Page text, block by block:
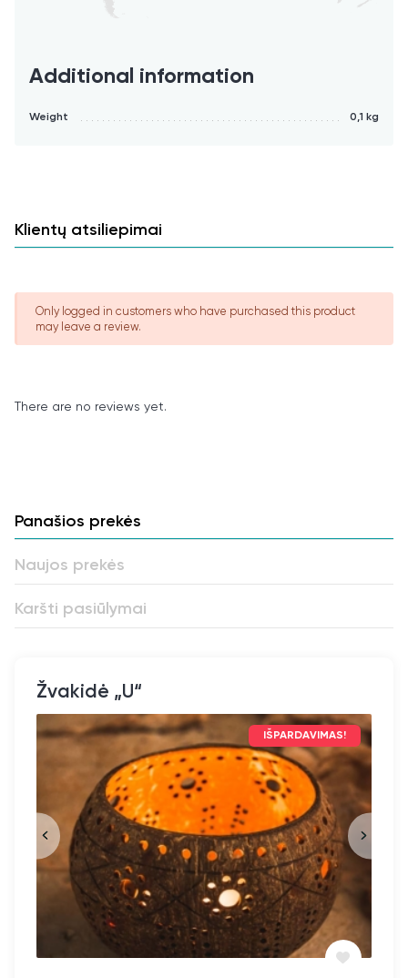
Additional information
Weight 0,1 kg
Klientų atsiliepimai
Only logged in customers who have purchased this product
may leave a review.
There are no reviews yet.
Panašios prekės
Naujos prekės
Karšti pasiūlymai
Žvakidė „U“
IŠPARDAVIMAS!